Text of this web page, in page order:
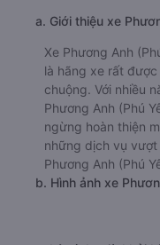
a. Giới thiệu xe
Xe Phương Anh
là hãng xe rất
chuộng. Với nhiều
Phương Anh (Phú
ngừng hoàn thiện
những dịch vụ
Phương Anh (Phú
b. Hình ảnh xe